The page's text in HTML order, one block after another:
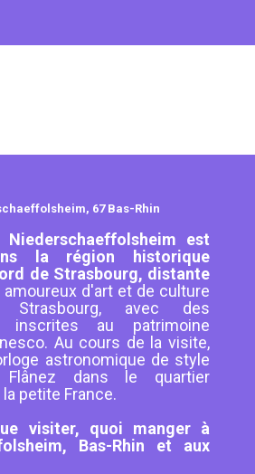
67 Bas-Rhin
Niederschaeffolsheim est
la région historique
de Strasbourg, distante
amoureux d'art et de culture
Strasbourg, avec des
inscrites au patrimoine
Au cours de la visite,
astronomique de style
Flânez dans le quartier
petite France.
visiter, quoi manger à
Bas-Rhin et aux